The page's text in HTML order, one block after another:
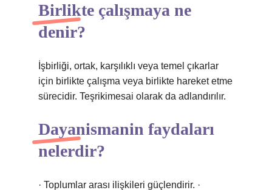
Birlikte çalışmaya ne
denir?
İşbirliği, ortak, karşılıklı veya temel çıkarlar
için birlikte çalışma veya birlikte hareket etme
sürecidir. Teşrikimesai olarak da adlandırılır.
Dayanismanin faydaları
nelerdir?
· Toplumlar arası ilişkileri güçlendirir. ·